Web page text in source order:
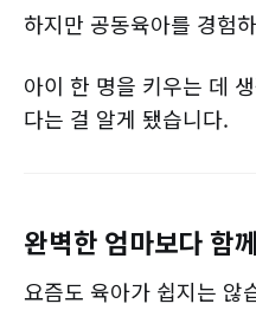
하지만 공동육아를 경험
아이 한 명을 키우는 데
다는 걸 알게 됐습니다.
완벽한 엄마보다 함
요즘도 육아가 쉽지는 않